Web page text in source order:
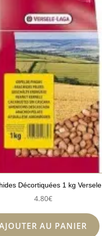
Décortiquées 1 kg Versele
4.80€
AU PANIER